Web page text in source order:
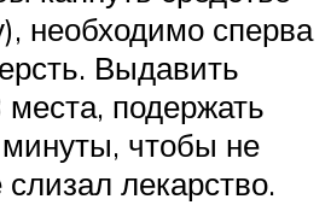
необходимо сперва
Выдавить
места, подержать
чтобы не
лекарство.